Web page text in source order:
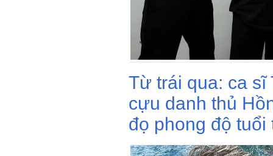
Từ trái qua: ca sĩ
cựu danh thủ
đọ phong độ tuổi